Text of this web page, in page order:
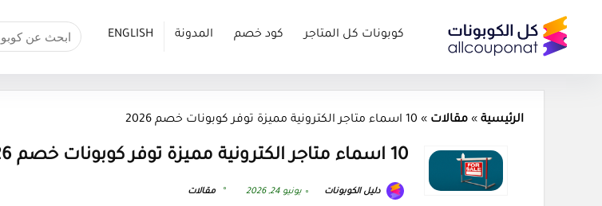
كوبونات كل المتاجر كود خصم المدونة ENGLISH
الرئيسية » مقالات » 10 اسماء متاجر الكترونية مميزة توفر كوبونات خصم 2026
10 اسماء متاجر الكترونية مميزة توفر كوبونات خصم 2026
دليل الكوبونات يونيو 24, 2026 مقالات